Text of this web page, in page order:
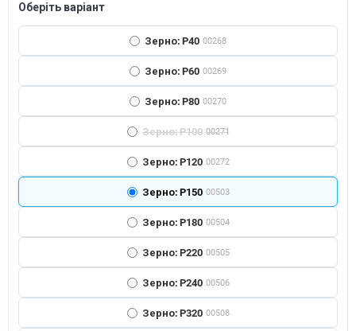
Оберіть варіант
Зерно: P40 00268
Зерно: P60 00269
Зерно: P80 00270
Зерно: P100 00271
Зерно: P120 00272
Зерно: P150 00503
Зерно: P180 00504
Зерно: P220 00505
Зерно: P240 00506
Зерно: P320 00508